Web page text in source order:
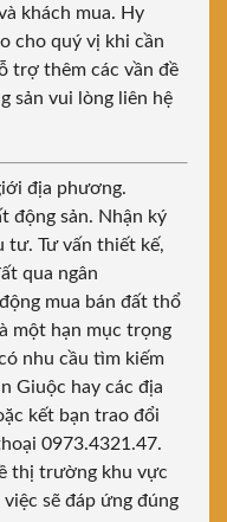
khách mua. Hy
cho quý vị khi cần
trợ thêm các vần đề
sản vui lòng liên hệ
địa phương.
động sản. Nhận ký
tư. Tư vấn thiết kế,
qua ngân
mua bán đất thổ
một hạn mục trọng
nhu cầu tìm kiếm
Giuộc hay các địa
kết bạn trao đổi
0973.4321.47.
thị trường khu vực
sẽ đáp ứng đúng